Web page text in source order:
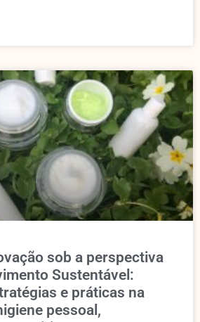
sob a perspectiva
Sustentável:
e práticas na
pessoal,